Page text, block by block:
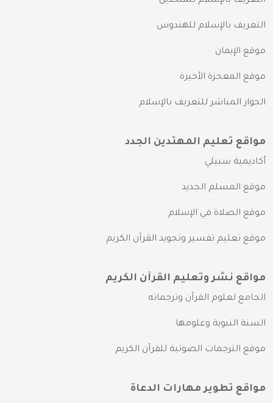
التعريف بالإسلام للهندوس
موقع الإيمان
موقع المعجزة الأخيرة
الحوار المباشر للتعريف بالإسلام
مواقع تعليم المهتدين الجدد
أكاديمية سبيلي
موقع المسلم الجديد
موقع الصلاة في الإسلام
موقع تعليم تفسير وتجويد القرآن الكريم
مواقع نشر وتعليم القرآن الكريم
الجامع لعلوم القرآن وترجماته
السنة النبوية وعلومها
موقع الترجمات الصوتية للقرآن الكريم
مواقع تطوير مهارات الدعاة